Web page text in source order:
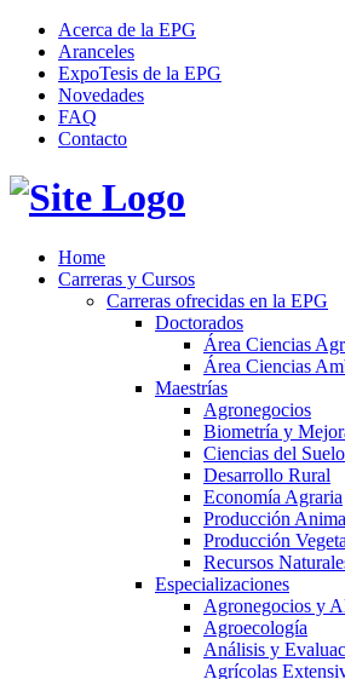
Acerca de la EPG
Aranceles
ExpoTesis de la EPG
Novedades
FAQ
Contacto
Home
Carreras y Cursos
Carreras ofrecidas en la EPG
Doctorados
Área Ciencias
Área Ciencias
Maestrías
Agronegocios
Biometría y
Ciencias del Suelo
Desarrollo Rural
Economía Agraria
Producción
Producción
Recursos
Especializaciones
Agronegocios y
Agroecología
Análisis y
Agrícolas